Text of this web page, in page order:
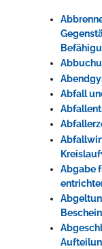
Konzerte, Tagungen und
Die Stadthalle
Abfall
Abgabe